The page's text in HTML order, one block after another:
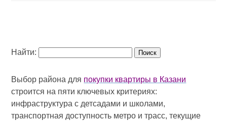
Найти:
Выбор района для покупки квартиры в Казани
строится на пяти ключевых критериях:
инфраструктура с детсадами и школами,
транспортная доступность метро и трасс, текущие